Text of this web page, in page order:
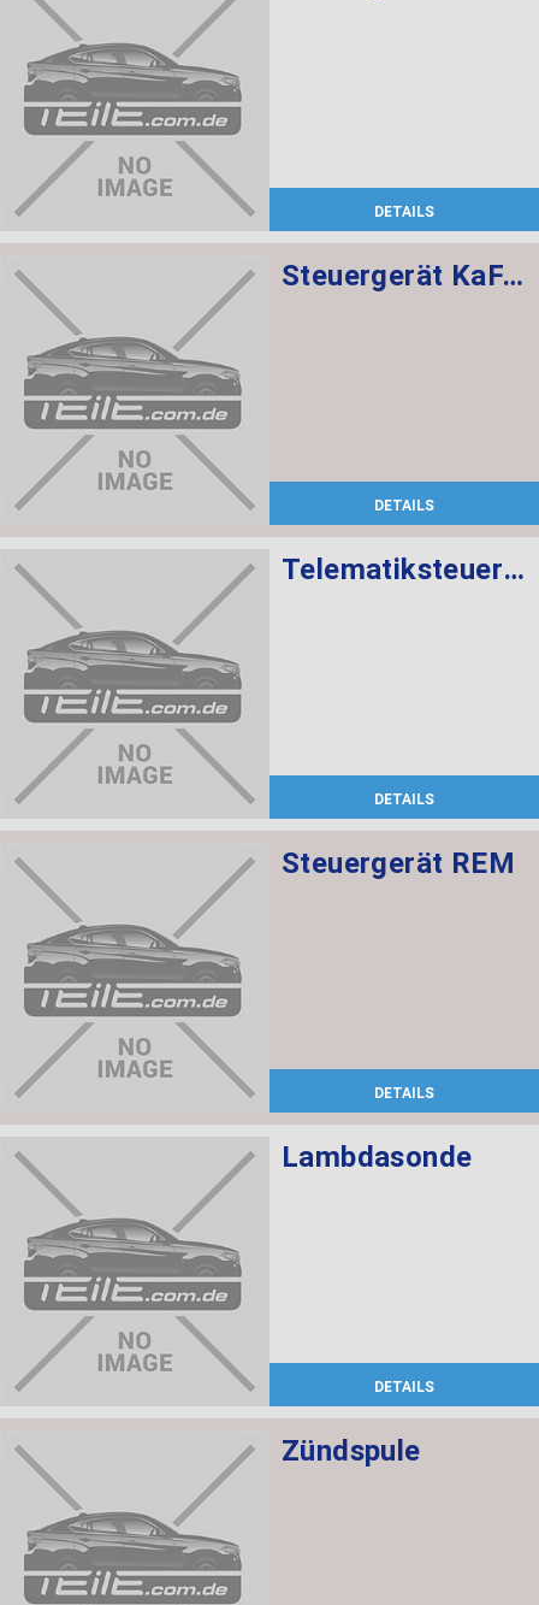
DETAILS
Steuergerät KaFAS
DETAILS
Telematiksteuergerät
DETAILS
Steuergerät REM
DETAILS
Lambdasonde
DETAILS
Zündspule